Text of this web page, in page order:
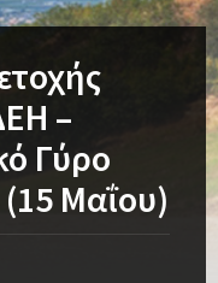
–
Γύρο
Μαΐου)